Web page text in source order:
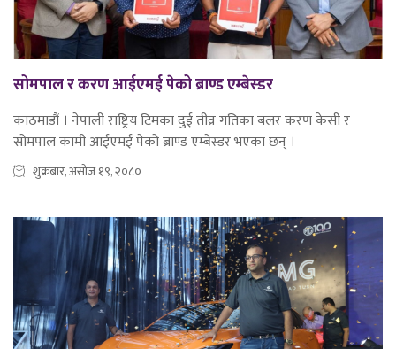
सोमपाल र करण आईएमई पेको ब्राण्ड एम्बेस्डर
काठमाडौं । नेपाली राष्ट्रिय टिमका दुई तीव्र गतिका बलर करण केसी र
सोमपाल कामी आईएमई पेको ब्राण्ड एम्बेस्डर भएका छन् ।
शुक्रबार, असोज १९, २०८०